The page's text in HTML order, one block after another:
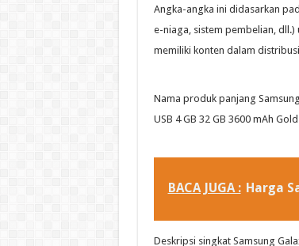
Angka-angka ini didasarkan
e-niaga, sistem pembelian,
memiliki konten dalam
Nama produk panjang
USB 4 GB 32 GB 3600 mAh
BACA JUGA : Harga
Deskripsi singkat Samsung